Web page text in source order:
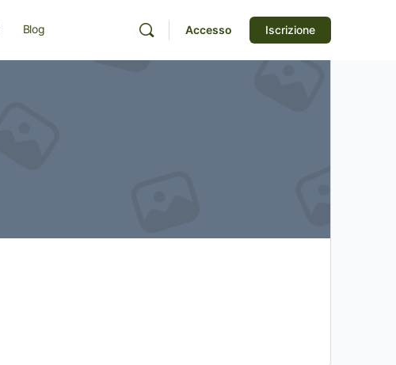
Blog Accesso Iscrizione